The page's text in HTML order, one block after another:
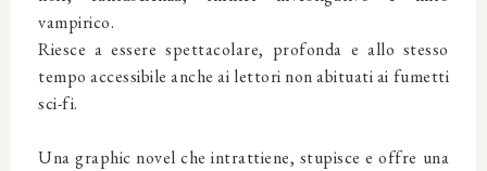
vampirico.
Riesce a essere spettacolare, profonda e allo stesso
tempo accessibile anche ai lettori non abituati ai fumetti
sci-fi.
Una graphic novel che intrattiene, stupisce e offre una